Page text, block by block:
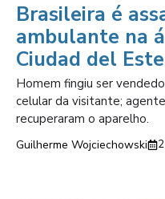
Brasileira é
ambulante na
Ciudad del Este
Homem fingiu ser
celular da visitante;
recuperaram o aparelho.
Guilherme Wojciechowski